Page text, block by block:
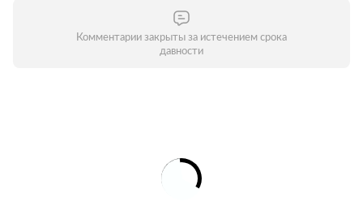
Комментарии закрыты за истечением срока
давности